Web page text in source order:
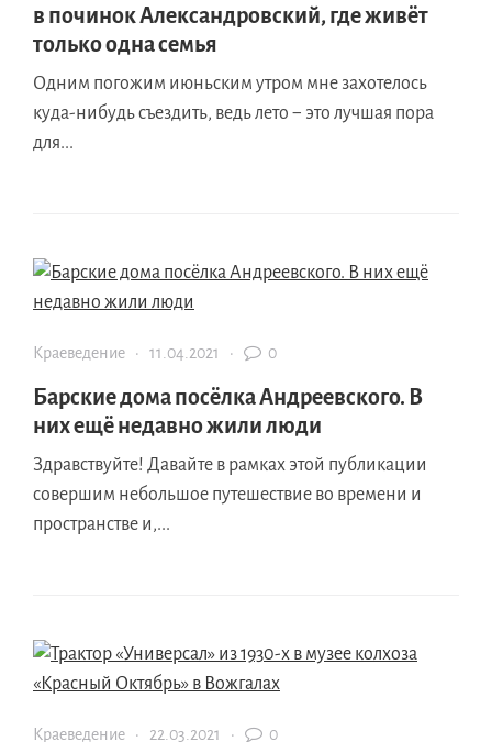
в починок Александровский, где живёт
только одна семья
Одним погожим июньским утром мне захотелось
куда-нибудь съездить, ведь лето − это лучшая пора
для...
Краеведение · 11.04.2021 · 0
Барские дома посёлка Андреевского. В
них ещё недавно жили люди
Здравствуйте! Давайте в рамках этой публикации
совершим небольшое путешествие во времени и
пространстве и,...
Краеведение · 22.03.2021 · 0